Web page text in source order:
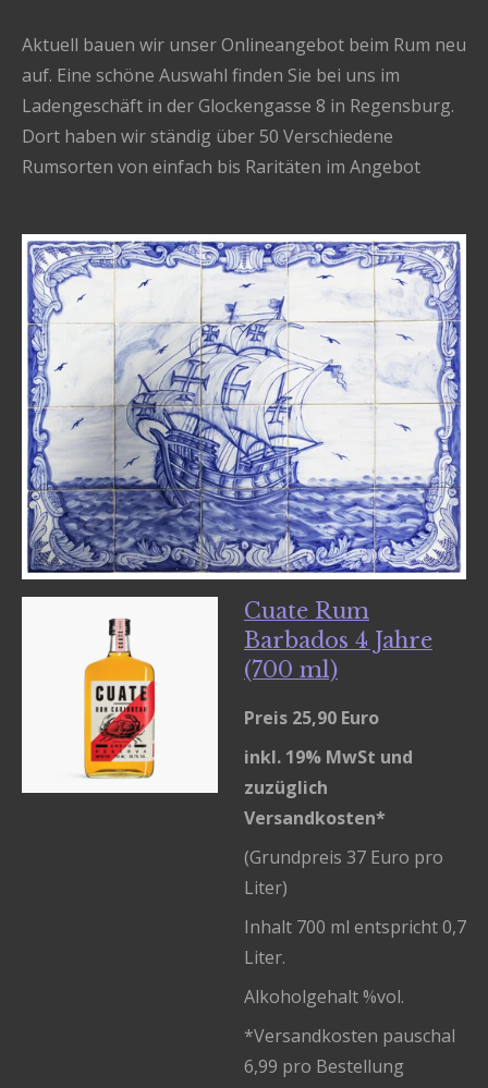
Aktuell bauen wir unser Onlineangebot beim Rum neu
auf. Eine schöne Auswahl finden Sie bei uns im
Ladengeschäft in der Glockengasse 8 in Regensburg.
Dort haben wir ständig über 50 Verschiedene
Rumsorten von einfach bis Raritäten im Angebot
Cuate Rum
Barbados 4 Jahre
(700 ml)
Preis 25,90 Euro
inkl. 19% MwSt und
zuzüglich
Versandkosten*
(Grundpreis 37 Euro pro
Liter)
Inhalt 700 ml entspricht 0,7
Liter.
Alkoholgehalt %vol.
*Versandkosten pauschal
6,99 pro Bestellung